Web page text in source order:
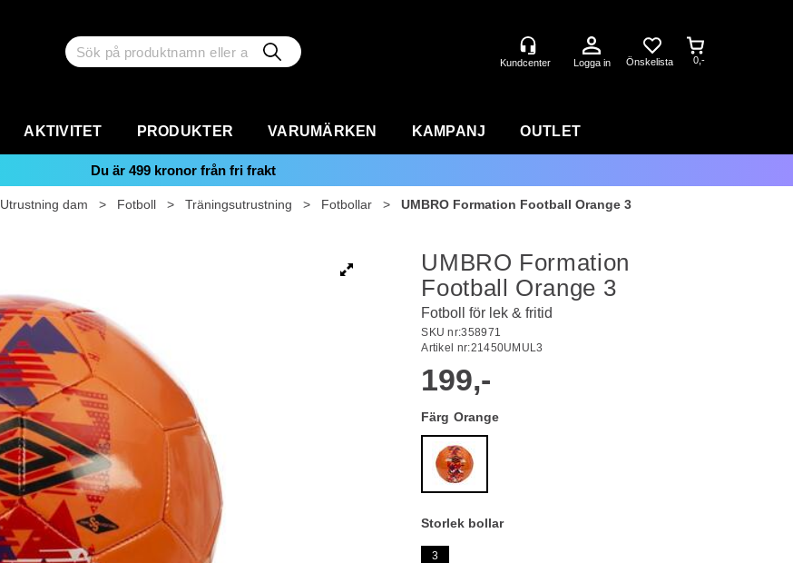
Logga in 0,-
AKTIVITET PRODUKTER VARUMÄRKEN KAMPANJ OUTLET
Du är 499 kronor från fri frakt
Utrustning dam > Fotboll > Träningsutrustning > Fotbollar > UMBRO Formation Football Orange 3
UMBRO Formation
Football Orange 3
Fotboll för lek & fritid
SKU nr:358971
Artikel nr:21450UMUL3
199,-
Färg Orange
Storlek bollar
3